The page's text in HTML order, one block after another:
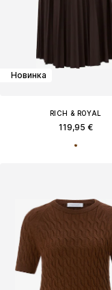
Новинка
RICH & ROYAL
119,95 €